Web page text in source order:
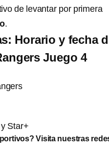
de levantar por primera
.
Horario y fecha
Juego 4
Star+
Visita nuestras